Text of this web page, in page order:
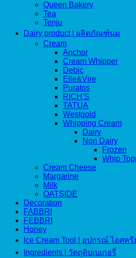
Queen Bakery
Tea
Tenju
Dairy product | ผลิตภัณฑ์นม
Cream
Anchor
Cream Whipper
Debic
Elle&Vire
Puratos
RICH'S
TATUA
Westgold
Whipping Cream
Dairy
Non Dairy
Frozen
Whip
Cream Cheese
Margarine
Milk
OATSIDE
Decoration
FABBRI
FEBBRI
Honey
Ice Cream Tool | อุปกรณ์ ไอศครี
Ingredients | วัตถุดิบเบเกอรี่